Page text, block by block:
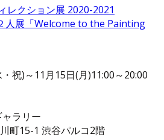
レクション展 2020-2021
人展「Welcome to the Painting
祝)～11月15日(月)11:00～20:00
ラリー
町15-1 渋谷パルコ2階